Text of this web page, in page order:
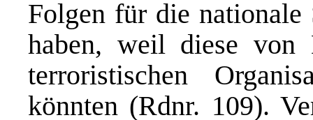
Folgen für die nationale
haben, weil diese von
terroristischen
könnten (Rdnr. 109).